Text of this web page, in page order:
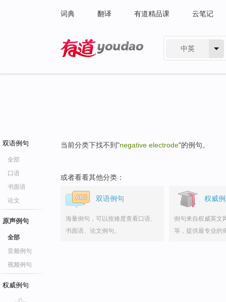
词典 翻译 有道精品课 云笔记
中英
双语例句
全部
口语
书面语
论文
原声例句
全部
音频例句
视频例句
权威例句
当前分类下找不到"negative electrode"的例句。
或者看看其他分类：
双语例句
海量例句，可以按难度查看口语、
书面语、论文例句。
权威
例句来自权威英文
等，提供最专业的